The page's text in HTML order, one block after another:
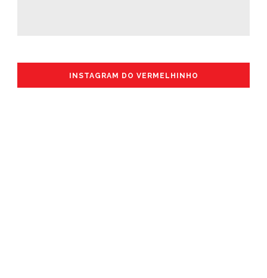
INSTAGRAM DO VERMELHINHO